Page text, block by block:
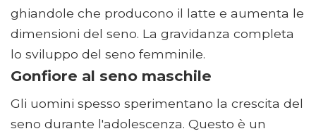
ghiandole che producono il latte e aumenta le
dimensioni del seno. La gravidanza completa
lo sviluppo del seno femminile.
Gonfiore al seno maschile
Gli uomini spesso sperimentano la crescita del
seno durante l'adolescenza. Questo è un